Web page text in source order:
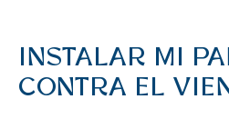
INSTALAR MI
CONTRA EL